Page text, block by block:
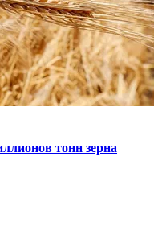
тонн зерна